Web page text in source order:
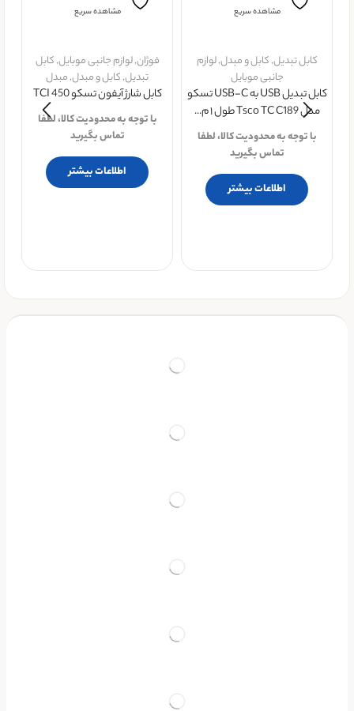
مشاهده سریع
کابل تبدیل,کابل و مبدل,لوازم
جانبی موبایل
کابل تبدیل USB به USB-C تسکو
مدل Tsco TC C189 طول ۱ م...
با توجه به محدودیت کالا، لطفا
تماس بگیرید
اطلاعات بیشتر
مشاهده سریع
فوژان,لوازم جانبی موبایل,کابل
تبدیل,کابل و مبدل,مبدل
کابل شارژ آیفون تسکو TCI 450
با توجه به محدودیت کالا، لطفا
تماس بگیرید
اطلاعات بیشتر